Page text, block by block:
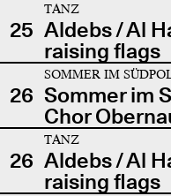
25
TANZ
Aldebs / Al
raising flags
26
SOMMER IM
Sommer im
Chor
26
TANZ
Aldebs / Al
raising flags